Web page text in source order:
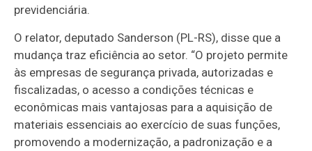
previdenciária.
O relator, deputado Sanderson (PL-RS), disse que a
mudança traz eficiência ao setor. “O projeto permite
às empresas de segurança privada, autorizadas e
fiscalizadas, o acesso a condições técnicas e
econômicas mais vantajosas para a aquisição de
materiais essenciais ao exercício de suas funções,
promovendo a modernização, a padronização e a